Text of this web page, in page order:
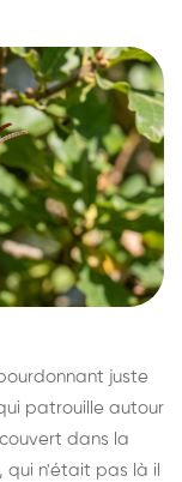
juste
patrouille autour
dans la
qui n'était pas là il